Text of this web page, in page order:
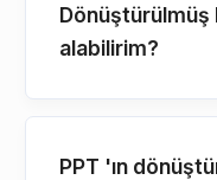
Dönüştürülmüş
alabilirim?
PPT 'ın